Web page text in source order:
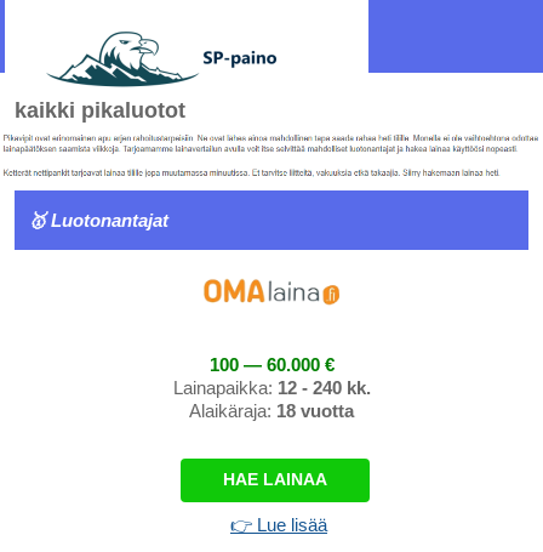
kaikki pikaluotot
🥇 Luotonantajat
100 — 60.000 €
Lainapaikka: 12 - 240 kk.
Alaikäraja: 18 vuotta
HAE LAINAA
👉 Lue lisää